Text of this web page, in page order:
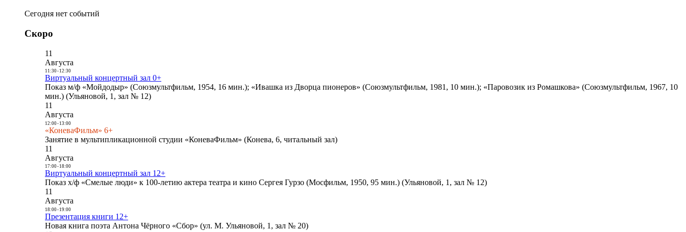
Сегодня нет событий
Скоро
11
Августа
11:30- 12:30
Виртуальный концертный зал 0+
Показ м/ф «Мойдодыр» (Союзмультфильм, 1954, 16 мин.); «Ивашка из Дворца пионеров» (Союзмультфильм, 1981, 10 мин.); «Паровозик из Ромашкова» (Союзмультфильм, 1967, 10
мин.) (Ульяновой, 1, зал № 12)
11
Августа
12:00- 13:00
«КоневаФильм» 6+
Занятие в мультипликационной студии «КоневаФильм» (Конева, 6, читальный зал)
11
Августа
17:00- 18:00
Виртуальный концертный зал 12+
Показ х/ф «Смелые люди» к 100-летию актера театра и кино Сергея Гурзо (Мосфильм, 1950, 95 мин.) (Ульяновой, 1, зал № 12)
11
Августа
18:00- 19:00
Презентация книги 12+
Новая книга поэта Антона Чёрного «Сбор» (ул. М. Ульяновой, 1, зал № 20)